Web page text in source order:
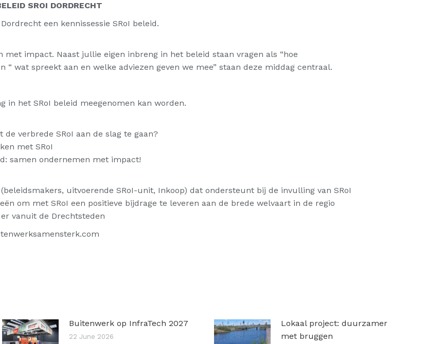
SROI DORDRECHT
een kennissessie SRoI beleid.
met impact. Naast jullie eigen inbreng in het beleid staan vragen als “hoe
wat spreekt aan en welke adviezen geven we mee” staan deze middag centraal.
het SRoI beleid meegenomen kan worden.
verbrede SRoI aan de slag te gaan?
met SRoI
samen ondernemen met impact!
uitvoerende SRoI-unit, Inkoop) dat ondersteunt bij de invulling van SRoI
om met SRoI een positieve bijdrage te leveren aan de brede welvaart in de regio
vanuit de Drechtsteden
Buitenwerk op InfraTech 2027
22 June 2026
Lokaal project: duurzamer
met bruggen